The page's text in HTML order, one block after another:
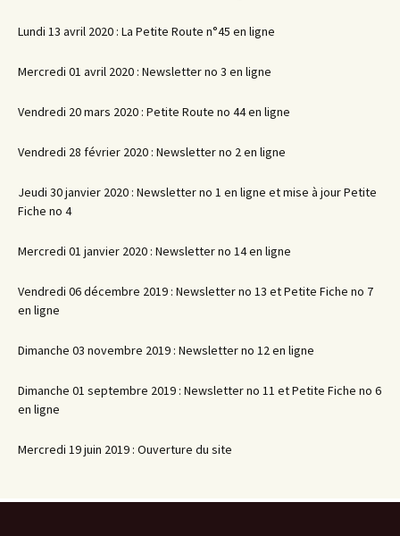
Lundi 13 avril 2020 : La Petite Route n°45 en ligne
Mercredi 01 avril 2020 : Newsletter no 3 en ligne
Vendredi 20 mars 2020 : Petite Route no 44 en ligne
Vendredi 28 février 2020 : Newsletter no 2 en ligne
Jeudi 30 janvier 2020 : Newsletter no 1 en ligne et mise à jour Petite
Fiche no 4
Mercredi 01 janvier 2020 : Newsletter no 14 en ligne
Vendredi 06 décembre 2019 : Newsletter no 13 et Petite Fiche no 7
en ligne
Dimanche 03 novembre 2019 : Newsletter no 12 en ligne
Dimanche 01 septembre 2019 : Newsletter no 11 et Petite Fiche no 6
en ligne
Mercredi 19 juin 2019 : Ouverture du site